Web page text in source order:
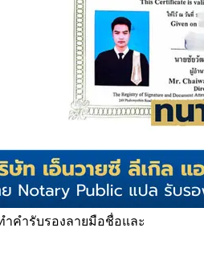
ำคำรับรองลายมือชื่อและ